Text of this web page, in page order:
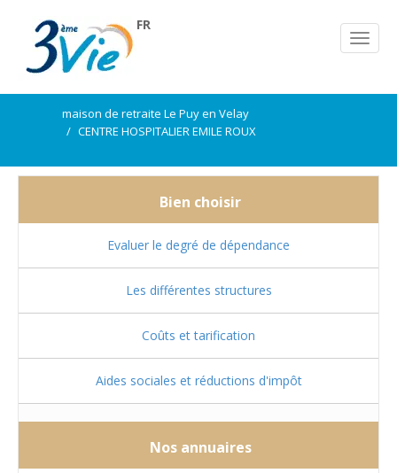
FR
maison de retraite Le Puy en Velay
CENTRE HOSPITALIER EMILE ROUX
Bien choisir
Evaluer le degré de dépendance
Les différentes structures
Coûts et tarification
Aides sociales et réductions d'impôt
Nos annuaires